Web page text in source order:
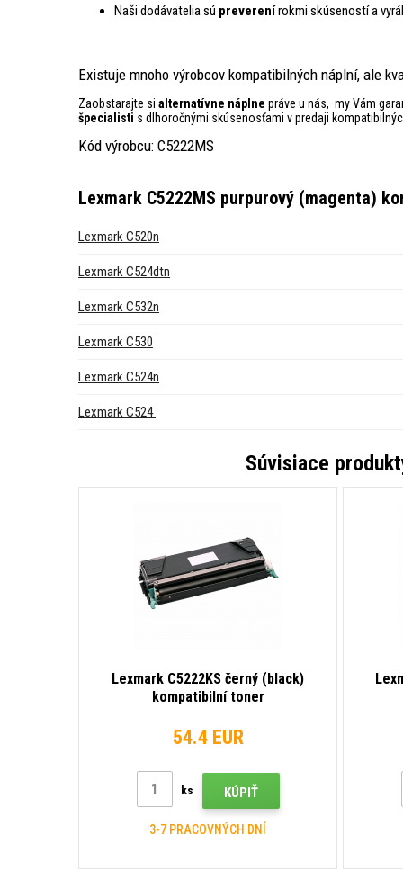
Naši dodávatelia sú preverenírokmi skúseností a
Existuje mnoho výrobcov kompatibilných náplní, ale
Zaobstarajte si alternatívne náplne práve u nás, my Vám
špecialisti s dlhoročnými skúsenosťami v predaji
Kód výrobcu: C5222MS
Lexmark C5222MS purpurový (magenta)
Lexmark C520n
Lexmark C524dtn
Lexmark C532n
Lexmark C530
Lexmark C524n
Lexmark C524
Súvisiace
Lexmark C5222KS černý (black)
kompatibilní toner
54.4 EUR
ks KÚPIŤ
3-7 PRACOVNÝCH DNÍ